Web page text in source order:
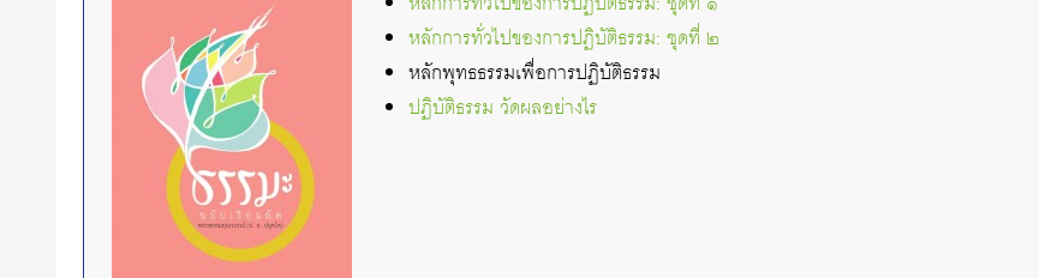
หลักการทั่วไปของการปฏิบัติธรรม: ชุดที่ ๒
หลักพุทธธรรมเพื่อการปฏิบัติธรรม
ปฏิบัติธรรม วัดผลอย่างไร